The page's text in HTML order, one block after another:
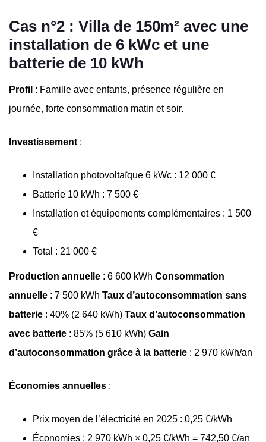
Cas n°2 : Villa de 150m² avec une
installation de 6 kWc et une
batterie de 10 kWh
Profil : Famille avec enfants, présence régulière en
journée, forte consommation matin et soir.
Investissement :
Installation photovoltaïque 6 kWc : 12 000 €
Batterie 10 kWh : 7 500 €
Installation et équipements complémentaires : 1 500
€
Total : 21 000 €
Production annuelle : 6 600 kWh Consommation
annuelle : 7 500 kWh Taux d’autoconsommation sans
batterie : 40% (2 640 kWh) Taux d’autoconsommation
avec batterie : 85% (5 610 kWh) Gain
d’autoconsommation grâce à la batterie : 2 970 kWh/an
Économies annuelles :
Prix moyen de l’électricité en 2025 : 0,25 €/kWh
Économies : 2 970 kWh × 0,25 €/kWh = 742,50 €/an